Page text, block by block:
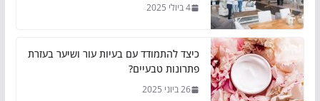
4 ביולי 2025
כיצד להתמודד עם בעיות עור ושיער בעזרת
פתרונות טבעיים?
26 ביוני 2025